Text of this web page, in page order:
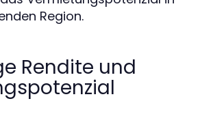
Region.
Rendite und